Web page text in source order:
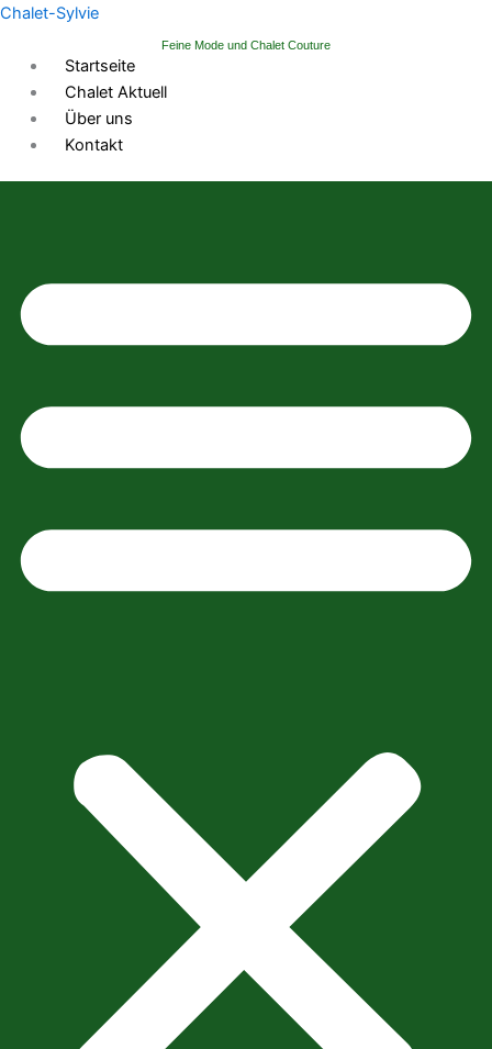
Zum
springen
Chalet-Sylvie
Feine Mode und Chalet Couture
Startseite
Chalet Aktuell
Über uns
Kontakt